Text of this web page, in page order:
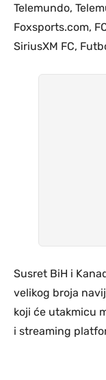
Telemundo,
Foxsports.com,
SiriusXM FC,
Susret BiH i
velikog broja
koji će utakmicu
i streaming